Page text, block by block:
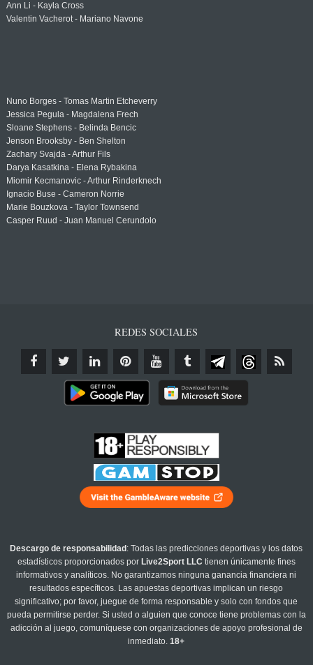
Ann Li - Kayla Cross
Valentin Vacherot - Mariano Navone
Nuno Borges - Tomas Martin Etcheverry
Jessica Pegula - Magdalena Frech
Sloane Stephens - Belinda Bencic
Jenson Brooksby - Ben Shelton
Zachary Svajda - Arthur Fils
Darya Kasatkina - Elena Rybakina
Miomir Kecmanovic - Arthur Rinderknech
Ignacio Buse - Cameron Norrie
Marie Bouzkova - Taylor Townsend
Casper Ruud - Juan Manuel Cerundolo
REDES SOCIALES
Descargo de responsabilidad : Todas las predicciones deportivas y los datos
estadísticos proporcionados por Live2Sport LLC tienen únicamente fines
informativos y analíticos. No garantizamos ninguna ganancia financiera ni
resultados específicos. Las apuestas deportivas implican un riesgo
significativo; por favor, juegue de forma responsable y solo con fondos que
pueda permitirse perder. Si usted o alguien que conoce tiene problemas con la
adicción al juego, comuníquese con organizaciones de apoyo profesional de
inmediato.18+